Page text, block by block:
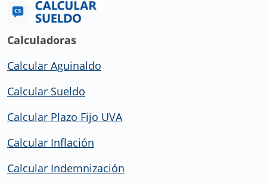
Calculadoras
Calcular Aguinaldo
Calcular Sueldo
Calcular Plazo Fijo UVA
Calcular Inflación
Calcular Indemnización